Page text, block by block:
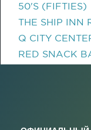
50'S (FIFTIES)
THE SHIP INN
Q CITY
RED SNACK